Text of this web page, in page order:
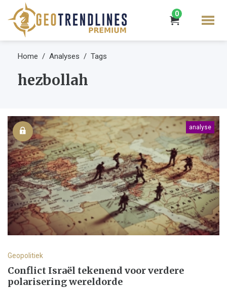
0
Home Analyses Tags
hezbollah
analyse
Geopolitiek
Conflict Israël tekenend voor verdere
polarisering wereldorde